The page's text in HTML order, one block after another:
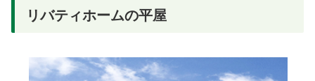
リバティホームの平屋